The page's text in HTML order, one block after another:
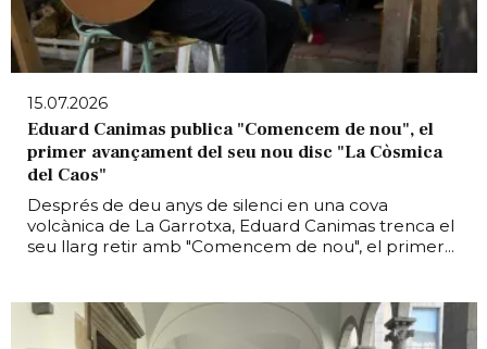
15.07.2026
Eduard Canimas publica "Comencem de nou", el
primer avançament del seu nou disc "La Còsmica
del Caos"
Després de deu anys de silenci en una cova
volcànica de La Garrotxa, Eduard Canimas trenca el
seu llarg retir amb "Comencem de nou", el primer...